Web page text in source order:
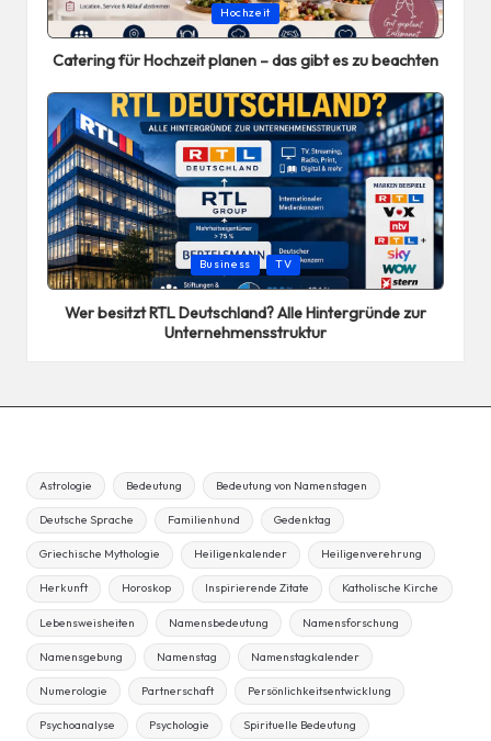
Posted
in
Hochzeit
Catering für Hochzeit planen – das gibt es zu beachten
Posted
in
Business TV
Wer besitzt RTL Deutschland? Alle Hintergründe zur
Unternehmensstruktur
Astrologie Bedeutung Bedeutung von Namenstagen
Deutsche Sprache Familienhund Gedenktag
Griechische Mythologie Heiligenkalender Heiligenverehrung
Herkunft Horoskop Inspirierende Zitate Katholische Kirche
Lebensweisheiten Namensbedeutung Namensforschung
Namensgebung Namenstag Namenstagkalender
Numerologie Partnerschaft Persönlichkeitsentwicklung
Psychoanalyse Psychologie Spirituelle Bedeutung